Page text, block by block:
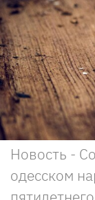
Новость -
одесском